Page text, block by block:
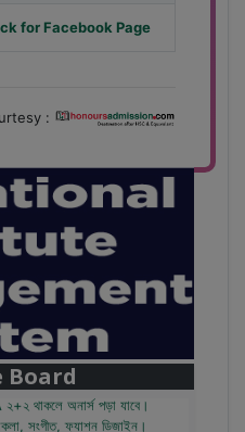
for Facebook Page
:
Board
অনার্স পড়ার সুযোগ।
মোট খরচ ২ লক্ষ থেকে ৫ লক্ষ টাকা।
apply
থাকলে অনার্স পড়া যাবে।
সংগীত, ফ্যাশন ডিজাইন।